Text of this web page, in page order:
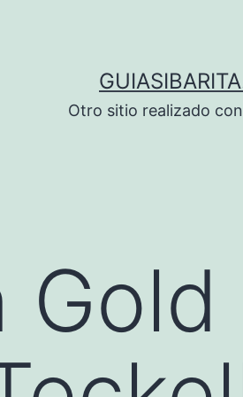
Otro sitio realizado
Gold